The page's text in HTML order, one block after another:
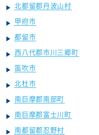
北都留郡丹波山村
甲府市
都留市
西八代郡市川三郷町
笛吹市
北杜市
南巨摩郡南部町
南巨摩郡富士川町
南都留郡忍野村